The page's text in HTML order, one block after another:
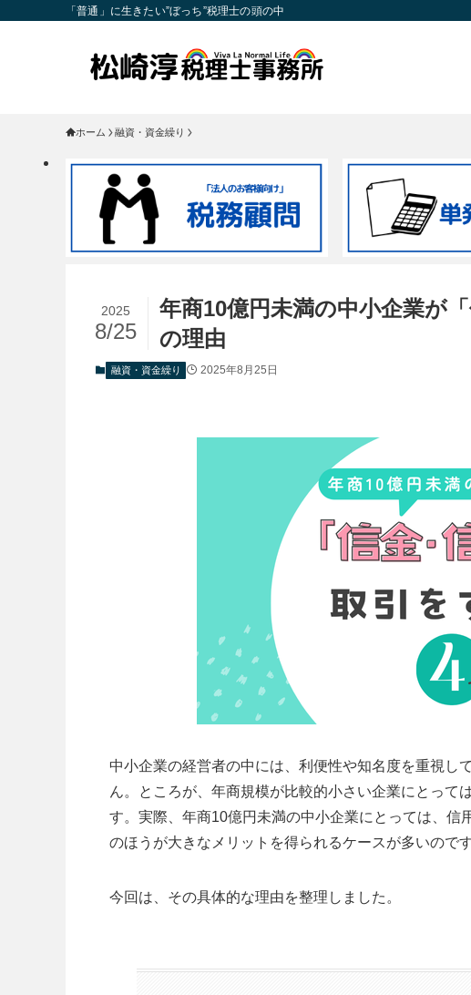
「普通」に生きたい”ぼっち”税理士の頭の中
ホーム 融資・資金繰り
年商10億円未満の中小企業が
の理由
2025
8/25
融資・資金繰り 2025年8月25日
中小企業の経営者の中には、利便性や知名度を重視し
ん。ところが、年商規模が比較的小さい企業にとって
す。実際、年商10億円未満の中小企業にとっては、信
のほうが大きなメリットを得られるケースが多いのです
今回は、その具体的な理由を整理しました。